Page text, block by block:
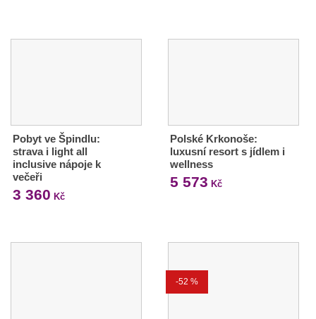
Pobyt ve Špindlu:
strava i light all
inclusive nápoje k
večeři
3 360 Kč
Polské Krkonoše:
luxusní resort s jídlem i
wellness
5 573 Kč
-52 %